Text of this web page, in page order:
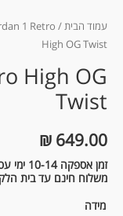
עמוד הבית/
1 Retro
High OG Twist
High OG
Twist
₪ 649.00
זמן אספקה 10-14 ימי עסקים.
משלוח חינם עד בית
מידה